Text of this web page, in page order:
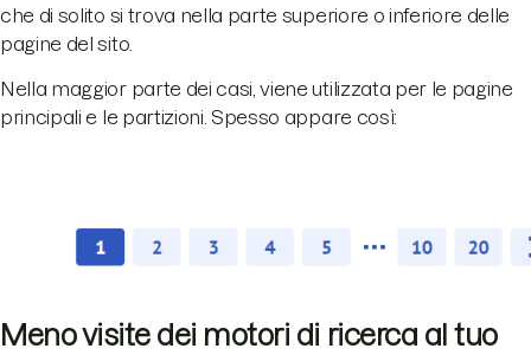
che di solito si trova nella parte superiore o inferiore delle
pagine del sito.
Nella maggior parte dei casi, viene utilizzata per le pagine
principali e le partizioni. Spesso appare così:
Meno visite dei motori di ricerca al tuo